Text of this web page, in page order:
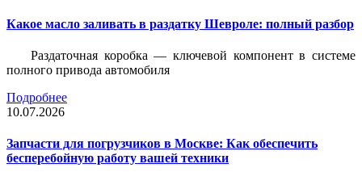
Какое масло заливать в раздатку Шевроле: полный разбор
Раздаточная коробка — ключевой компонент в системе
полного привода автомобиля
Подробнее
10.07.2026
Запчасти для погрузчиков в Москве: Как обеспечить
бесперебойную работу вашей техники